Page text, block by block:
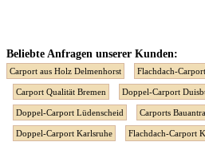
Beliebte Anfragen unserer Kunden:
Carport aus Holz Delmenhorst Flachdach-
Carport Qualität Bremen Doppel-Carport
Doppel-Carport Lüdenscheid Carports
Doppel-Carport Karlsruhe Flachdach-Carport